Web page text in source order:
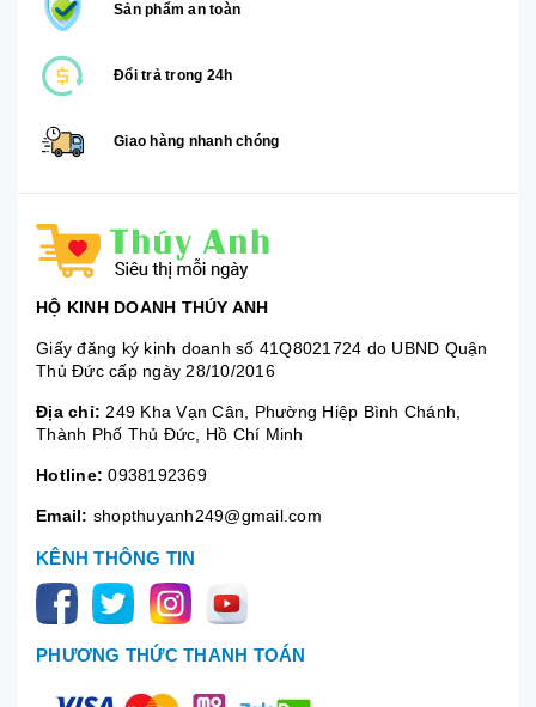
Sản phẩm an toàn
Đổi trả trong 24h
Giao hàng nhanh chóng
HỘ KINH DOANH THÚY ANH
Giấy đăng ký kinh doanh số 41Q8021724 do UBND Quận
Thủ Đức cấp ngày 28/10/2016
Địa chỉ: 249 Kha Vạn Cân, Phường Hiệp Bình Chánh,
Thành Phố Thủ Đức, Hồ Chí Minh
Hotline: 0938192369
Email: shopthuyanh249@gmail.com
KÊNH THÔNG TIN
PHƯƠNG THỨC THANH TOÁN